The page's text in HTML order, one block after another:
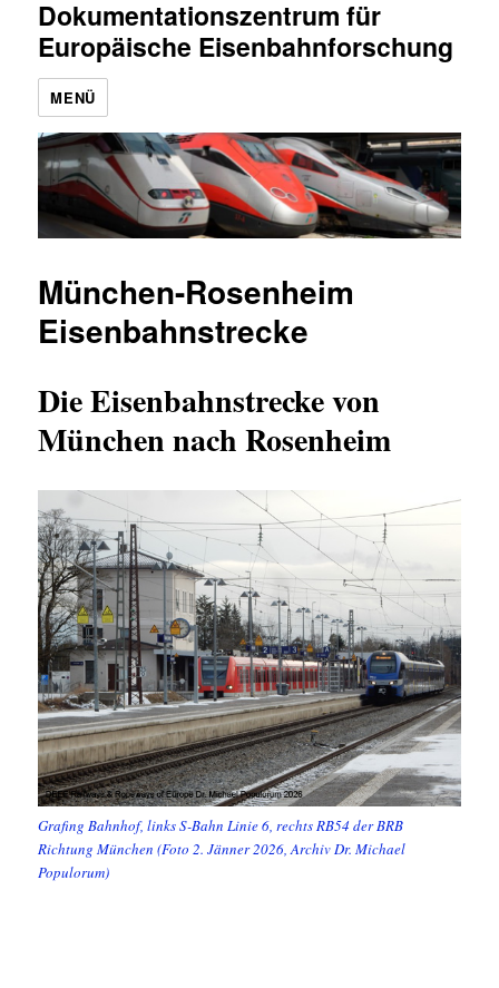
Dokumentationszentrum für
Europäische Eisenbahnforschung
MENÜ
München-Rosenheim
Eisenbahnstrecke
Die Eisenbahnstrecke von
München nach Rosenheim
Grafing Bahnhof, links S-Bahn Linie 6, rechts RB54 der BRB
Richtung München (Foto 2. Jänner 2026, Archiv Dr. Michael
Populorum)